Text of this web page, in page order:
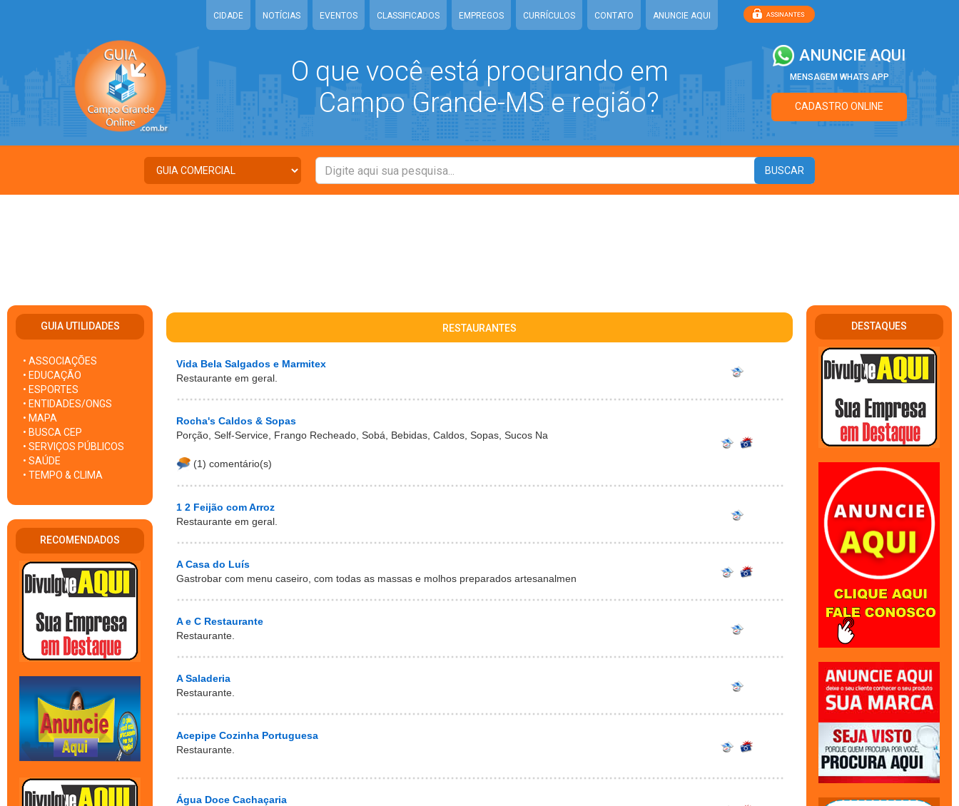
CIDADE NOTÍCIAS EVENTOS CLASSIFICADOS EMPREGOS CURRÍCULOS CONTATO ANUNCIE AQUI
O que você está procurando em
Campo Grande-MS e região?
ANUNCIE AQUI
MENSAGEM WHATS APP
CADASTRO ONLINE
GUIA UTILIDADES
• ASSOCIAÇÕES
• EDUCAÇÃO
• ESPORTES
• ENTIDADES/ONGS
• MAPA
• BUSCA CEP
• SERVIÇOS PÚBLICOS
• SAÚDE
• TEMPO & CLIMA
RECOMENDADOS
RESTAURANTES
Vida Bela Salgados e Marmitex
Restaurante em geral.
Rocha's Caldos & Sopas
Porção, Self-Service, Frango Recheado, Sobá, Bebidas, Caldos, Sopas, Sucos Na
(1) comentário(s)
1 2 Feijão com Arroz
Restaurante em geral.
A Casa do Luís
Gastrobar com menu caseiro, com todas as massas e molhos preparados artesanalmen
A e C Restaurante
Restaurante.
A Saladeria
Restaurante.
Acepipe Cozinha Portuguesa
Restaurante.
Água Doce Cachaçaria
DESTAQUES